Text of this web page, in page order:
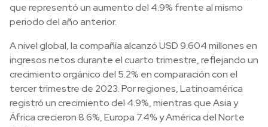
que representó un aumento del 4.9% frente al mismo
periodo del año anterior.
A nivel global, la compañía alcanzó USD 9.604 millones en
ingresos netos durante el cuarto trimestre, reflejando un
crecimiento orgánico del 5.2% en comparación con el
tercer trimestre de 2023. Por regiones, Latinoamérica
registró un crecimiento del 4.9%, mientras que Asia y
África crecieron 8.6%, Europa 7.4% y América del Norte